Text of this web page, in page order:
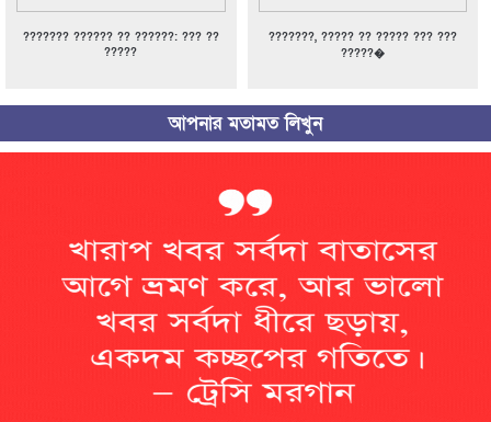
??????? ?????? ?? ??????: ??? ??
?????
???????, ????? ?? ????? ??? ???
?????�
আপনার মতামত লিখুন